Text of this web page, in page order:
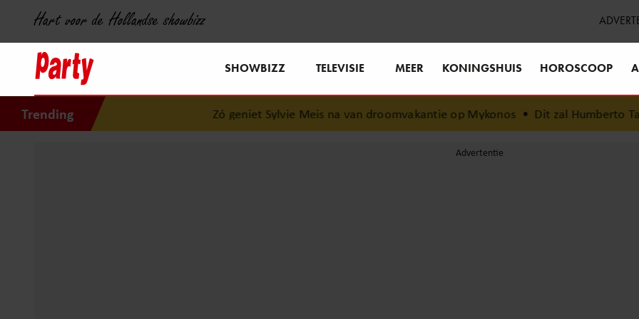
Hart voor de Hollandse showbizz
SHOWBIZZ TELEVISIE MEER KONINGSHUIS HOROSCOOP
Trending Zó geniet Sylvie Meis na van droomvakantie op Mykonos•Dit zal Humberto Tan